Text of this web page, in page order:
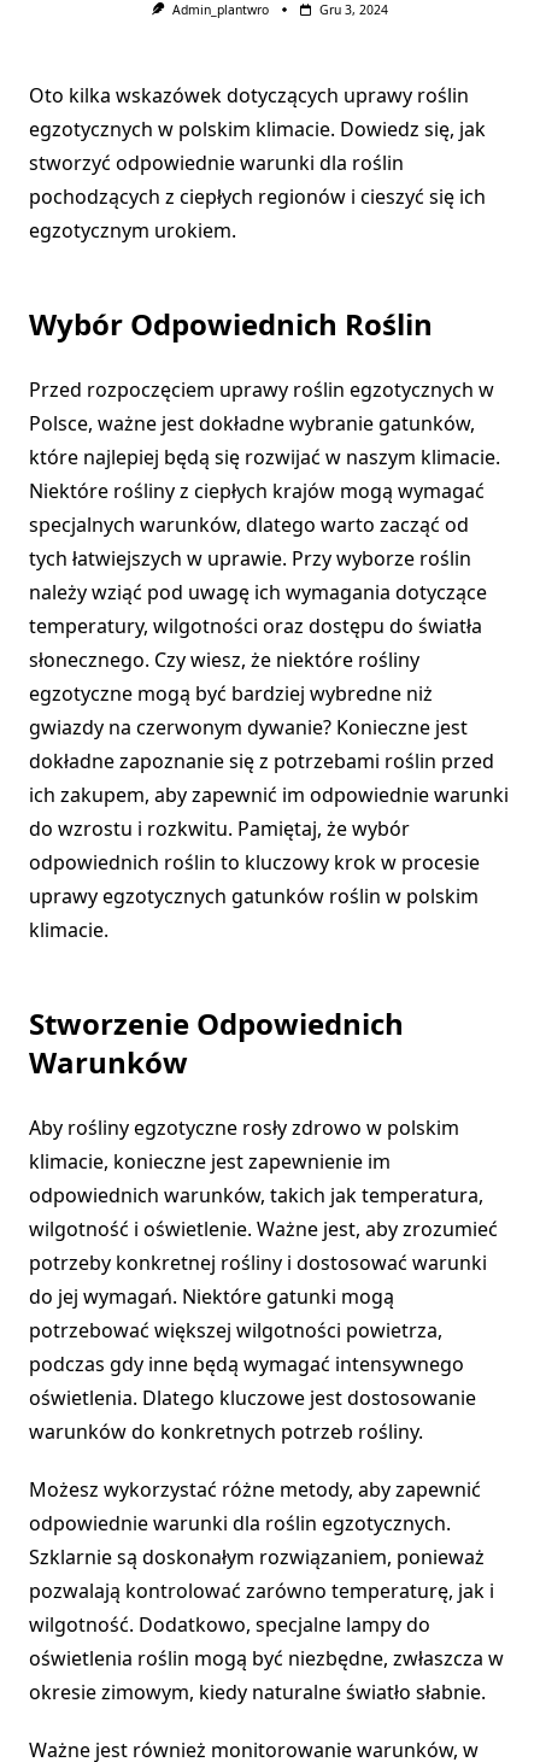
Admin_plantwro Gru 3, 2024
Oto kilka wskazówek dotyczących uprawy roślin
egzotycznych w polskim klimacie. Dowiedz się, jak
stworzyć odpowiednie warunki dla roślin
pochodzących z ciepłych regionów i cieszyć się ich
egzotycznym urokiem.
Wybór Odpowiednich Roślin
Przed rozpoczęciem uprawy roślin egzotycznych w
Polsce, ważne jest dokładne wybranie gatunków,
które najlepiej będą się rozwijać w naszym klimacie.
Niektóre rośliny z ciepłych krajów mogą wymagać
specjalnych warunków, dlatego warto zacząć od
tych łatwiejszych w uprawie. Przy wyborze roślin
należy wziąć pod uwagę ich wymagania dotyczące
temperatury, wilgotności oraz dostępu do światła
słonecznego. Czy wiesz, że niektóre rośliny
egzotyczne mogą być bardziej wybredne niż
gwiazdy na czerwonym dywanie? Konieczne jest
dokładne zapoznanie się z potrzebami roślin przed
ich zakupem, aby zapewnić im odpowiednie warunki
do wzrostu i rozkwitu. Pamiętaj, że wybór
odpowiednich roślin to kluczowy krok w procesie
uprawy egzotycznych gatunków roślin w polskim
klimacie.
Stworzenie Odpowiednich
Warunków
Aby rośliny egzotyczne rosły zdrowo w polskim
klimacie, konieczne jest zapewnienie im
odpowiednich warunków, takich jak temperatura,
wilgotność i oświetlenie. Ważne jest, aby zrozumieć
potrzeby konkretnej rośliny i dostosować warunki
do jej wymagań. Niektóre gatunki mogą
potrzebować większej wilgotności powietrza,
podczas gdy inne będą wymagać intensywnego
oświetlenia. Dlatego kluczowe jest dostosowanie
warunków do konkretnych potrzeb rośliny.
Możesz wykorzystać różne metody, aby zapewnić
odpowiednie warunki dla roślin egzotycznych.
Szklarnie są doskonałym rozwiązaniem, ponieważ
pozwalają kontrolować zarówno temperaturę, jak i
wilgotność. Dodatkowo, specjalne lampy do
oświetlenia roślin mogą być niezbędne, zwłaszcza w
okresie zimowym, kiedy naturalne światło słabnie.
Ważne jest również monitorowanie warunków, w